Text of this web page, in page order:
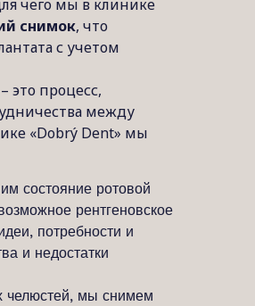
чего мы в клинике
снимок, что
с учетом
это процесс,
между
«Dobrý Dent» мы
состояние ротовой
рентгеновское
потребности и
и недостатки
челюстей, мы снимем